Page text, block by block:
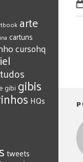
arte
cartuns
cursohq
gibi gibis
HQs
tweets